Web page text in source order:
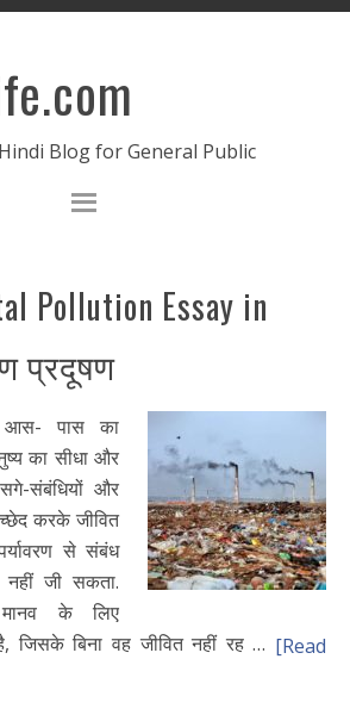
Blog for General Public
Pollution Essay in
प्रदूषण
आस- पास का
का सीधा और
संबंधियों और
करके जीवित
से संबंध
नहीं जी सकता.
के लिए
जिसके बिना वह जीवित नहीं रह … [Read